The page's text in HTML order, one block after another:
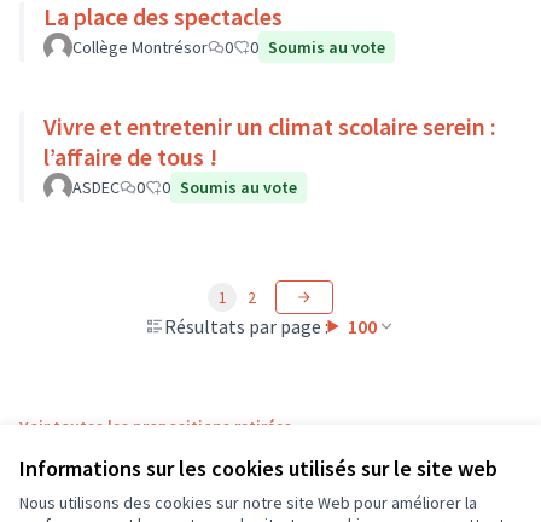
Informations sur les cookies utilisés sur le site web
Nous utilisons des cookies sur notre site Web pour améliorer la
La place des spectacles
Collège Montrésor 0 0 Soumis au vote
Vivre et entretenir un climat scolaire serein :
l’affaire de tous !
ASDEC 0 0 Soumis au vote
Résultats par page : 100
1 2
Voir toutes les propositions retirées
Conditions d'utilisation